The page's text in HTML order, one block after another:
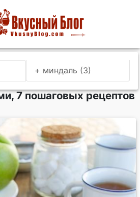
+ миндаль (3)
7 пошаговых рецептов